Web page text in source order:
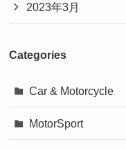
2023年3月
Categories
Car & Motorcycle
MotorSport